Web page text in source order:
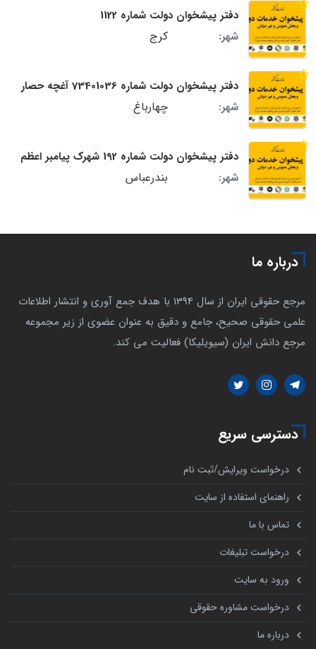
دفتر پیشخوان دولت شماره 1122
شهر:
کرج
دفتر پیشخوان دولت شماره 73401036 آغچه حصار
شهر:
چهارباغ
دفتر پیشخوان دولت شماره 192 شهرک پیامبر اعظم
شهر:
بندرعباس
درباره ما
مرجع حقوقی ایران از سال 1394 با هدف جمع آوری و انتشار اطلاعات
علمی حقوقی صحیح، جامع و دقیق به عنوان عضوی از زیر مجموعه
مرجع دانش ایران (سیویلیکا) فعالیت می کند.
دسترسی سریع
درخواست ویرایش/ثبت نام
راهنمای استفاده از سایت
تماس با ما
درخواست تبلیغات
ورود به سایت
درخواست مشاوره حقوقی
درباره ما